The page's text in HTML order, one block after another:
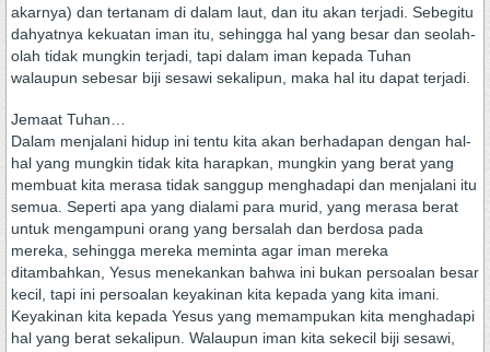
akarnya) dan tertanam di dalam laut, dan itu akan terjadi. Sebegitu
dahyatnya kekuatan iman itu, sehingga hal yang besar dan seolah-
olah tidak mungkin terjadi, tapi dalam iman kepada Tuhan
walaupun sebesar biji sesawi sekalipun, maka hal itu dapat terjadi.
Jemaat Tuhan…
Dalam menjalani hidup ini tentu kita akan berhadapan dengan hal-
hal yang mungkin tidak kita harapkan, mungkin yang berat yang
membuat kita merasa tidak sanggup menghadapi dan menjalani itu
semua. Seperti apa yang dialami para murid, yang merasa berat
untuk mengampuni orang yang bersalah dan berdosa pada
mereka, sehingga mereka meminta agar iman mereka
ditambahkan, Yesus menekankan bahwa ini bukan persoalan besar
kecil, tapi ini persoalan keyakinan kita kepada yang kita imani.
Keyakinan kita kepada Yesus yang memampukan kita menghadapi
hal yang berat sekalipun. Walaupun iman kita sekecil biji sesawi,